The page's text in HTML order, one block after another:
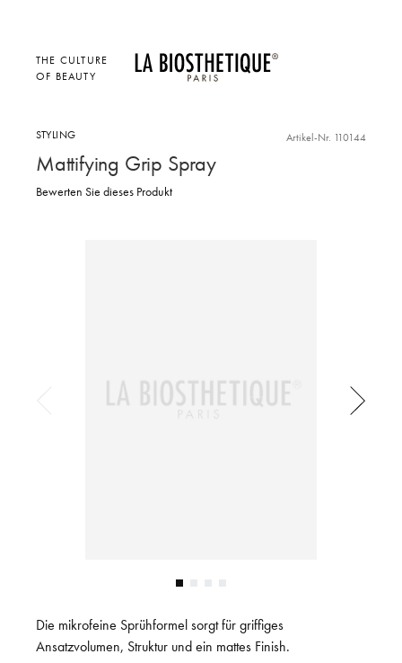
THE CULTURE
OF BEAUTY
STYLING Artikel-Nr. 110144
Mattifying Grip Spray
Bewerten Sie dieses Produkt
Die mikrofeine Sprühformel sorgt für griffiges
Ansatzvolumen, Struktur und ein mattes Finish.